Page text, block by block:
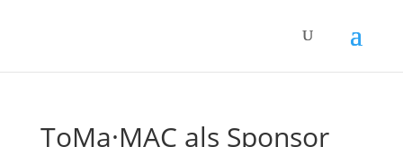
ToMa·MAC als Sponsor